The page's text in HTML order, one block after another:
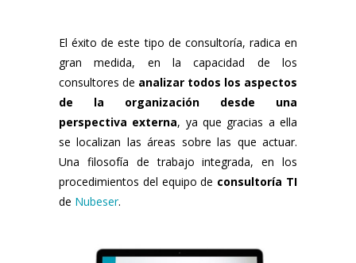
El éxito de este tipo de consultoría, radica en
gran medida, en la capacidad de los
consultores de analizar todos los aspectos
de la organización desde una
perspectiva externa, ya que gracias a ella
se localizan las áreas sobre las que actuar.
Una filosofía de trabajo integrada, en los
procedimientos del equipo de consultoría TI
de Nubeser.